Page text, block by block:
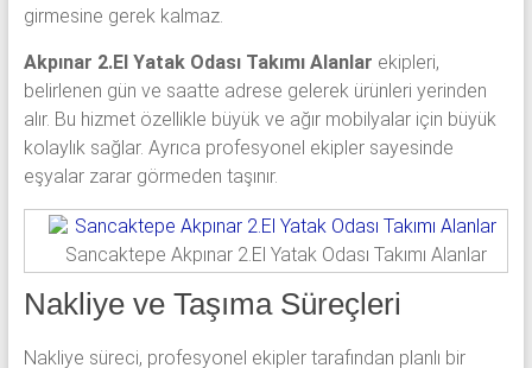
girmesine gerek kalmaz.
Akpınar 2.El Yatak Odası Takımı Alanlar ekipleri,
belirlenen gün ve saatte adrese gelerek ürünleri yerinden
alır. Bu hizmet özellikle büyük ve ağır mobilyalar için büyük
kolaylık sağlar. Ayrıca profesyonel ekipler sayesinde
eşyalar zarar görmeden taşınır.
Sancaktepe Akpınar 2.El Yatak Odası Takımı Alanlar
Nakliye ve Taşıma Süreçleri
Nakliye süreci, profesyonel ekipler tarafından planlı bir